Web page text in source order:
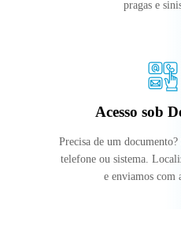
pragas e
Acesso sob
Precisa de um
telefone ou sistema.
e enviamos com